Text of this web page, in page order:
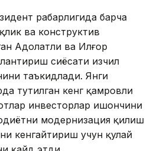
раҳбарлигида барча
ва конструктив
Адолатли ва Илғор
сиёсати изчил
таъкидлади. Янги
тутилган кенг қамровли
инвесторлар ишончини
модернизация қилиш
кенгайтириш учун қулай